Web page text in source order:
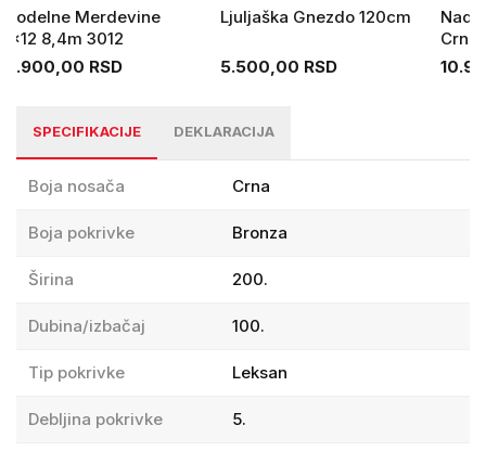
Trodelne Merdevine
3x12 8,4m 3012
21.900,00 RSD
Ljuljaška Gnezdo 120cm
5.500,00 RSD
Crna
SPECIFIKACIJE DEKLARACIJA
Boja nosača Crna
Boja pokrivke Bronza
Širina 200.
Dubina/izbačaj 100.
Tip pokrivke Leksan
Debljina pokrivke 5.